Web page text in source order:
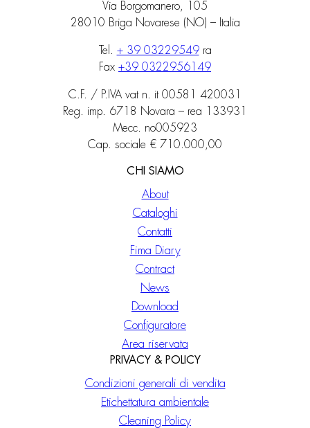
Via Borgomanero, 105
28010 Briga Novarese (NO) – Italia
Tel. + 39 03229549ra
Fax +39 0322956149
C.F. / P.IVA vat n. it 00581 420031
Reg. imp. 6718 Novara – rea 133931
Mecc. no005923
Cap. sociale € 710.000,00
CHI SIAMO
About
Cataloghi
Contatti
Fima Diary
Contract
News
Download
Configuratore
Area riservata
PRIVACY & POLICY
Condizioni generali di vendita
Etichettatura ambientale
Cleaning Policy